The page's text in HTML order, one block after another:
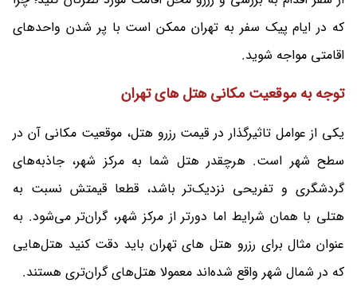
که در ایام پیک سفر به تهران ممکن است با پر شدن واحدهای
اقامتی مواجه شوید.
توجه به موقعیت مکانی هتل های تهران
یکی از عوامل تاثیرگذار در قیمت رزرو هتل، موقعیت مکانی آن در
سطح شهر است. هرچقدر هتل شما به مرکز شهر، جاذبه‌های
گردشگری و تفریحی نزدیک‌‌تر باشد، قطعا قیمتش نسبت به
هتلی با همان شرایط اما دورتر از مرکز شهر، گران‌‌تر می‌شود. به
عنوان مثال برای رزرو هتل های تهران باید دقت کنید هتل‌هایی
که در شمال شهر واقع شده‌اند معمولا هتل‌های گران‌تری هستند.